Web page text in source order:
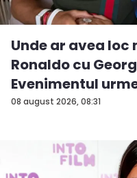
08 august 2026, 08:31
Unde ar avea
Ronaldo cu
Evenimentul